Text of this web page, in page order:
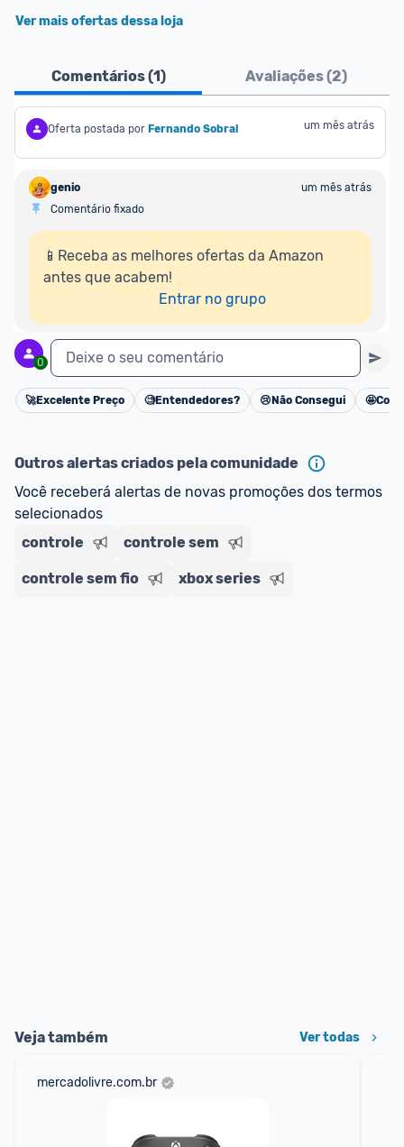
Ver mais ofertas dessa loja
Comentários (1) Avaliações (2)
Oferta postada por Fernando Sobral um mês atrás
genio
um mês atrás
Comentário fixado
📱Receba as melhores ofertas da Amazon
antes que acabem!
Entrar no grupo
0 Deixe o seu comentário
Cancelar
🚀Excelente Preço 🧐Entendedores? 😢 Não Consegui 🤩
Outros alertas criados pela comunidade
Você receberá alertas de novas promoções dos termos
selecionados
controle
controle sem
controle sem fio xbox series
Veja também Ver todas
mercadolivre.com.br